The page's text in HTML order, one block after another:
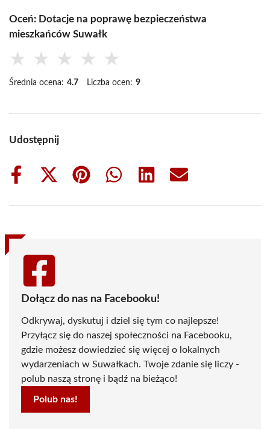
Oceń: Dotacje na poprawę bezpieczeństwa
mieszkańców Suwałk
★ ★ ★ ★ ★
Średnia ocena: 4.7 Liczba ocen: 9
Udostępnij
Share
Share
(Twitter)
Share
Share
Share
Share
Dołącz do nas na Facebooku!
Odkrywaj, dyskutuj i dziel się tym co najlepsze!
Przyłącz się do naszej społeczności na Facebooku,
gdzie możesz dowiedzieć się więcej o lokalnych
wydarzeniach w Suwałkach. Twoje zdanie się liczy -
polub naszą stronę i bądź na bieżąco!
Polub nas!